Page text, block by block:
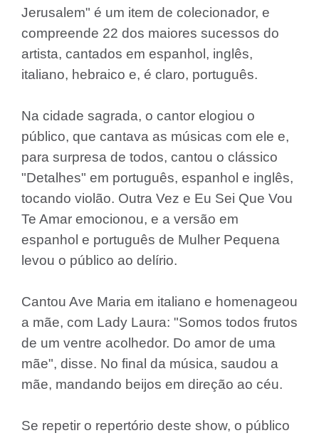
Jerusalem" é um item de colecionador, e
compreende 22 dos maiores sucessos do
artista, cantados em espanhol, inglês,
italiano, hebraico e, é claro, português.
Na cidade sagrada, o cantor elogiou o
público, que cantava as músicas com ele e,
para surpresa de todos, cantou o clássico
"Detalhes" em português, espanhol e inglês,
tocando violão. Outra Vez e Eu Sei Que Vou
Te Amar emocionou, e a versão em
espanhol e português de Mulher Pequena
levou o público ao delírio.
Cantou Ave Maria em italiano e homenageou
a mãe, com Lady Laura: "Somos todos frutos
de um ventre acolhedor. Do amor de uma
mãe", disse. No final da música, saudou a
mãe, mandando beijos em direção ao céu.
Se repetir o repertório deste show, o público